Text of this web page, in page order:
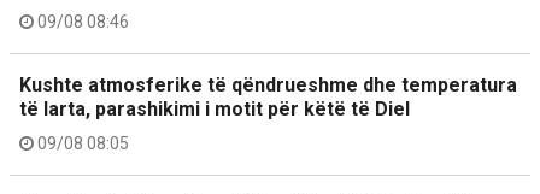
09/08 08:46
Kushte atmosferike të qëndrueshme dhe temperatura
të larta, parashikimi i motit për këtë të Diel
09/08 08:05